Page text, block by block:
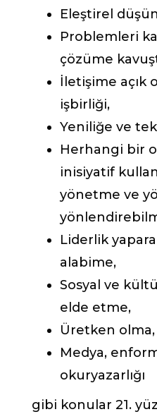
Eleştirel
Problemleri
çözüme
İletişime açık
işbirliği,
Yeniliğe ve
Herhangi bir
inisiyatif
yönetme ve
Liderlik
alabime,
Sosyal ve
elde etme,
Üretken
Medya,
okuryazarlığı
gibi konular 21.